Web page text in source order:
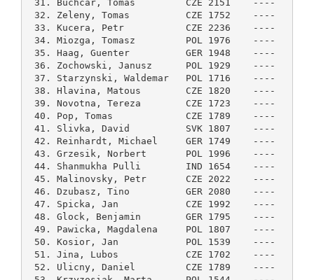
31. Buchcar, Tomas         CZE 2151    ----    5.0
32. Zeleny, Tomas          CZE 1752    ----    5.0
33. Kucera, Petr           CZE 2236    ----    5.0
34. Miozga, Tomasz         POL 1976    ----    5.0
35. Haag, Guenter          GER 1948    ----    5.0
36. Zochowski, Janusz      POL 1929    ----    5.0
37. Starzynski, Waldemar   POL 1716    ----    5.0
38. Hlavina, Matous        CZE 1820    ----    5.0
39. Novotna, Tereza        CZE 1723    ----    5.0
40. Pop, Tomas             CZE 1789    ----    5.0
41. Slivka, David          SVK 1807    ----    5.0
42. Reinhardt, Michael     GER 1749    ----    5.0
43. Grzesik, Norbert       POL 1996    ----    4.5
44. Shanmukha Pulli        IND 1654    ----    4.5
45. Malinovsky, Petr       CZE 2022    ----    4.5
46. Dzubasz, Tino          GER 2080    ----    4.5
47. Spicka, Jan            CZE 1992    ----    4.5
48. Glock, Benjamin        GER 1795    ----    4.5
49. Pawicka, Magdalena     POL 1807    ----    4.5
50. Kosior, Jan            POL 1539    ----    4.5
51. Jina, Lubos            CZE 1702    ----    4.5
52. Ulicny, Daniel         CZE 1789    ----    4.5